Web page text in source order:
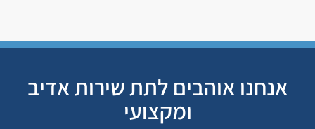
אנחנו אוהבים לתת שירות אדיב
ומקצועי